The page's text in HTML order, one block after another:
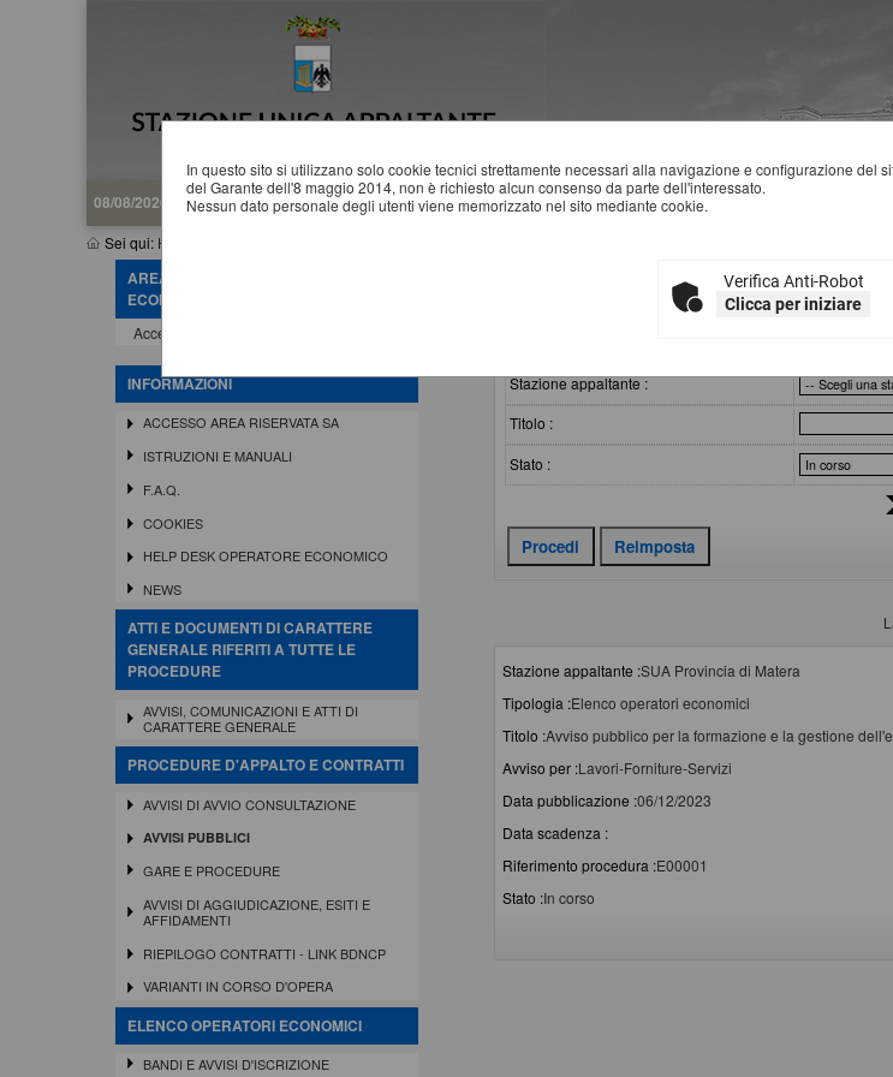
08/08/2026 10:17
Sei qui: Home
In questo sito si utilizzano solo cookie tecnici strettamente necessari alla navigazione e configurazione del
del Garante dell'8 maggio 2014, non è richiesto alcun consenso da parte dell'interessato.
Nessun dato personale degli utenti viene memorizzato nel sito mediante cookie.
Verifica Anti-Robot
Clicca per iniziare
AREA RISERVATA OPERATORE
ECONOMICO
Accedi - Registrati
INFORMAZIONI
ACCESSO AREA RISERVATA SA
ISTRUZIONI E MANUALI
F.A.Q.
COOKIES
HELP DESK OPERATORE ECONOMICO
NEWS
ATTI E DOCUMENTI DI CARATTERE
GENERALE RIFERITI A TUTTE LE
PROCEDURE
AVVISI, COMUNICAZIONI E ATTI DI
CARATTERE GENERALE
PROCEDURE D'APPALTO E CONTRATTI
AVVISI DI AVVIO CONSULTAZIONE
AVVISI PUBBLICI
GARE E PROCEDURE
AVVISI DI AGGIUDICAZIONE, ESITI E
AFFIDAMENTI
RIEPILOGO CONTRATTI - LINK BDNCP
VARIANTI IN CORSO D'OPERA
ELENCO OPERATORI ECONOMICI
BANDI E AVVISI D'ISCRIZIONE
Stazione appaltante :
Titolo :
Stato :
Stazione appaltante :SUA Provincia di Matera
Tipologia :Elenco operatori economici
Titolo :Avviso pubblico per la formazione e la gestione
Avviso per :Lavori-Forniture-Servizi
Data pubblicazione :06/12/2023
Data scadenza :
Riferimento procedura :E00001
Stato :In corso